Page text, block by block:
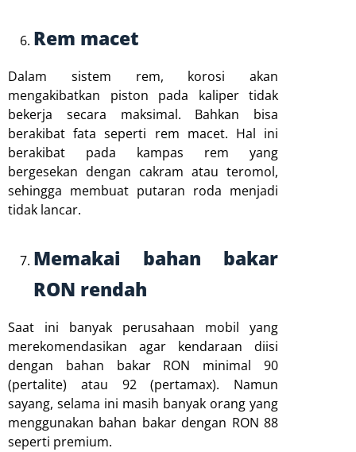
Rem macet
Dalam sistem rem, korosi akan
mengakibatkan piston pada kaliper tidak
bekerja secara maksimal. Bahkan bisa
berakibat fata seperti rem macet. Hal ini
berakibat pada kampas rem yang
bergesekan dengan cakram atau teromol,
sehingga membuat putaran roda menjadi
tidak lancar.
Memakai bahan bakar
RON rendah
Saat ini banyak perusahaan mobil yang
merekomendasikan agar kendaraan diisi
dengan bahan bakar RON minimal 90
(pertalite) atau 92 (pertamax). Namun
sayang, selama ini masih banyak orang yang
menggunakan bahan bakar dengan RON 88
seperti premium.